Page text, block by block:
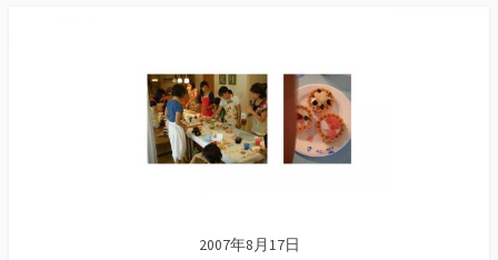
2007年8月17日